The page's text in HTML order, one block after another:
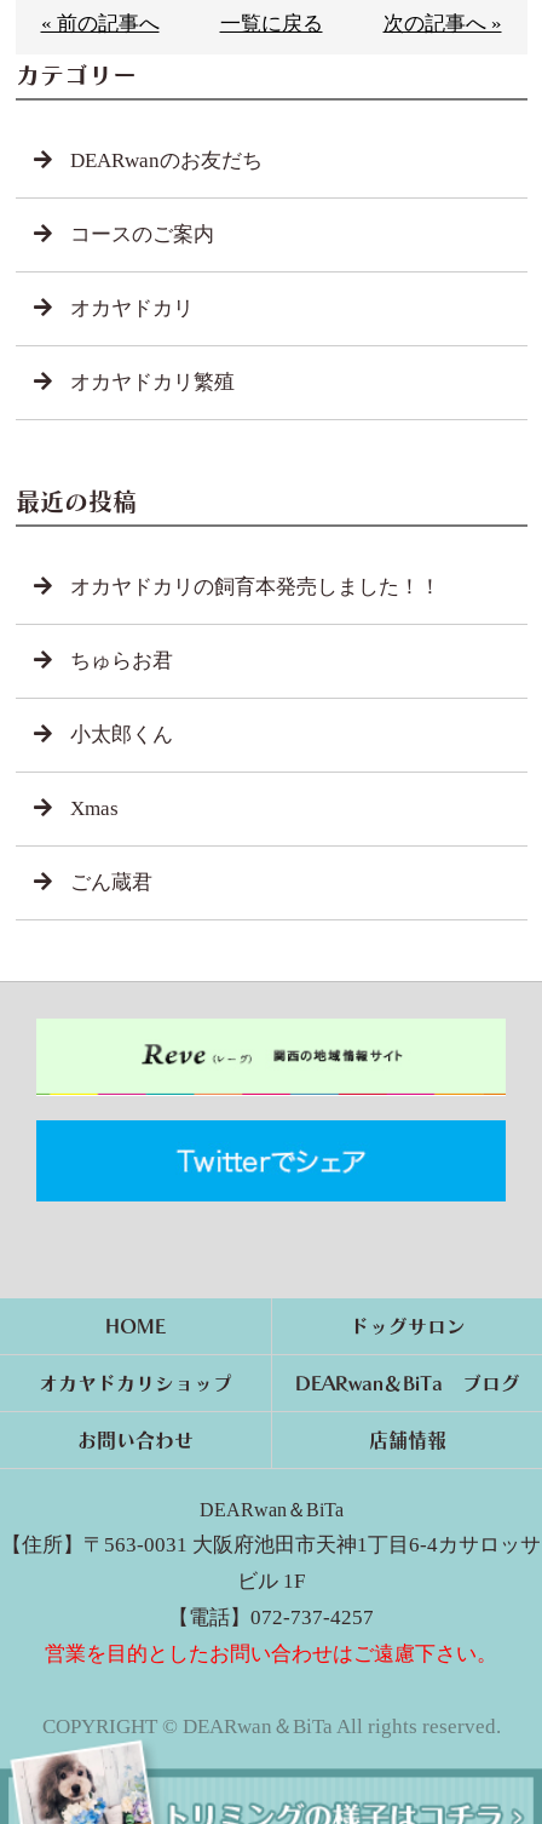
« 前の記事へ 一覧に戻る 次の記事へ »
カテゴリー
DEARwanのお友だち
コースのご案内
オカヤドカリ
オカヤドカリ繁殖
最近の投稿
オカヤドカリの飼育本発売しました！！
ちゅらお君
小太郎くん
Xmas
ごん蔵君
HOME ドッグサロン
オカヤドカリショップ DEARwan＆BiTa ブログ
お問い合わせ 店舗情報
DEARwan＆BiTa
【住所】〒563-0031 大阪府池田市天神1丁目6-4カサロッサ
ビル 1F
【電話】072-737-4257
営業を目的としたお問い合わせはご遠慮下さい。
COPYRIGHT © DEARwan＆BiTa All rights reserved.